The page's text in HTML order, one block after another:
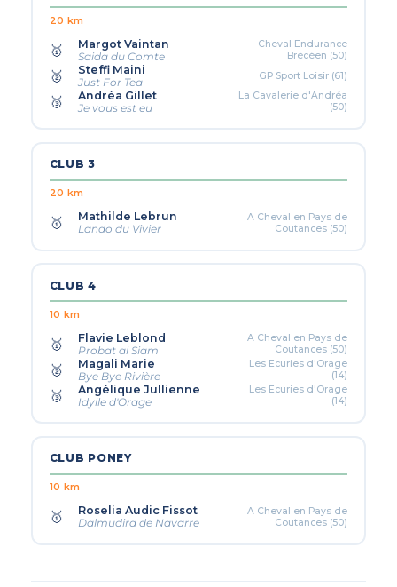
20 km
🥇 Margot Vaintan
Saida du Comte
Cheval Endurance
Brécéen (50)
🥈 Steffi Maini
Just For Tea
GP Sport Loisir (61)
🥉 Andréa Gillet
Je vous est eu
La Cavalerie d'Andréa
(50)
CLUB 3
20 km
🥇 Mathilde Lebrun
Lando du Vivier
A Cheval en Pays de
Coutances (50)
CLUB 4
10 km
🥇 Flavie Leblond
Probat al Siam
A Cheval en Pays de
Coutances (50)
🥈 Magali Marie
Bye Bye Rivière
Les Ecuries d'Orage
(14)
🥉 Angélique Jullienne
Idylle d'Orage
Les Ecuries d'Orage
(14)
CLUB PONEY
10 km
🥇 Roselia Audic Fissot
Dalmudira de Navarre
A Cheval en Pays de
Coutances (50)